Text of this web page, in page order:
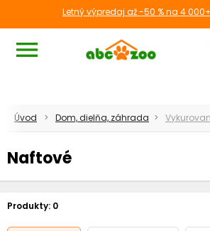
Letný výpredaj až -50 % na 4
menu
Úvod Dom, dielňa, záhrada
Naftové
Produkty: 0